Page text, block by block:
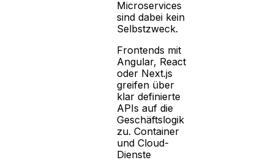
Microservices
sind dabei kein
Selbstzweck.
Frontends mit
Angular, React
oder Next.js
greifen über
klar definierte
APIs auf die
Geschäftslogik
zu. Container
und Cloud-
Dienste